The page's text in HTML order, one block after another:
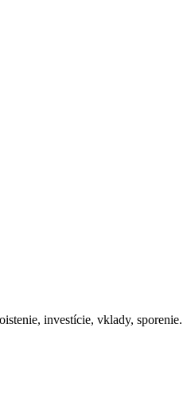
investície, vklady, sporenie.